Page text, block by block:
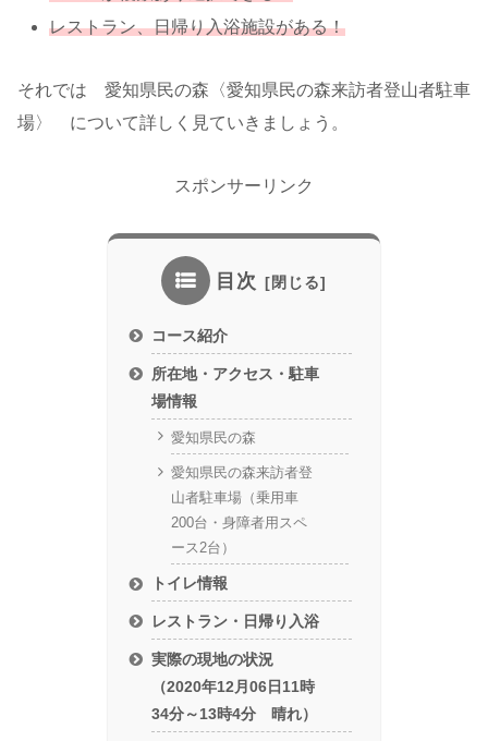
レストラン、日帰り入浴施設がある！
それでは 愛知県民の森〈愛知県民の森来訪者登山者駐車
場〉 について詳しく見ていきましょう。
スポンサーリンク
目次
コース紹介
所在地・アクセス・駐車
場情報
愛知県民の森
愛知県民の森来訪者登
山者駐車場（乗用車
200台・身障者用スペ
ース2台）
トイレ情報
レストラン・日帰り入浴
実際の現地の状況
（2020年12月06日11時
34分～13時4分 晴れ）